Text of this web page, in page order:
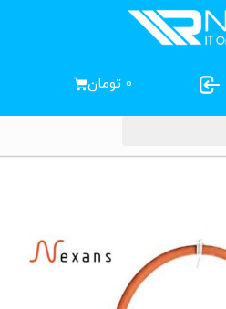
۰ تومان